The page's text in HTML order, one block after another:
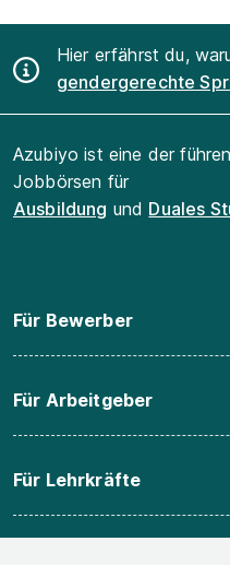
Hier erfährst du,
gendergerechte
Azubiyo ist eine der
Jobbörsen für
Ausbildung und Duales
Für Bewerber
Für Arbeitgeber
Für Lehrkräfte